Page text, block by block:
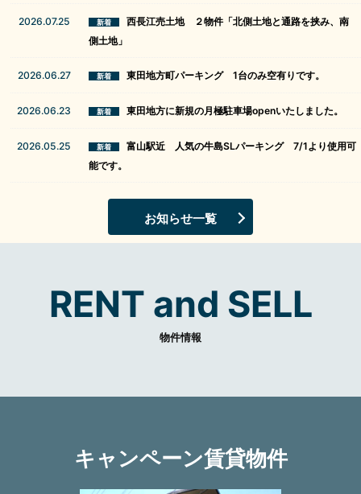
2026.07.25
西長江売土地 ２物件「北側土地と通路を挟み、南
側土地」
2026.06.27 東田地方町パーキング 1台のみ空有りです。
2026.06.23 東田地方に新規の月極駐車場openいたしました。
2026.05.25
富山駅近 人気の牛島SLパーキング 7/1より使用可
能です。
お知らせ一覧
RENT and SELL
物件情報
キャンペーン賃貸物件